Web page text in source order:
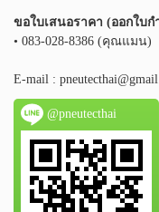
ขอใบเสนอราคา (ออกใบก
• 083-028-8386 (คุณแมน)
E-mail :
@pneutecthai